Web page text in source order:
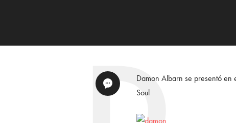
Damon Albarn se presentó en
Soul